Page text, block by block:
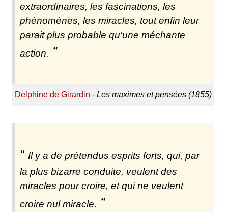
extraordinaires, les fascinations, les
phénomènes, les miracles, tout enfin leur
parait plus probable qu'une méchante
action.
Delphine de Girardin - Les maximes et pensées (1855)
Il y a de prétendus esprits forts, qui, par
la plus bizarre conduite, veulent des
miracles pour croire, et qui ne veulent
croire nul miracle.